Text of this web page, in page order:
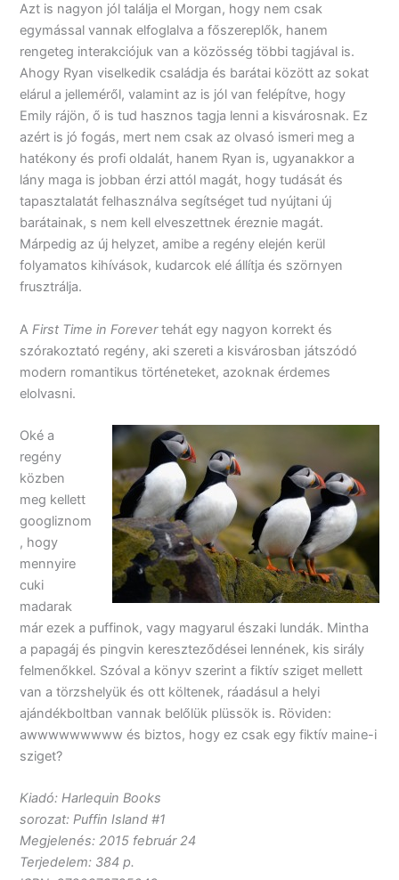
Azt is nagyon jól találja el Morgan, hogy nem csak
egymással vannak elfoglalva a főszereplők, hanem
rengeteg interakciójuk van a közösség többi tagjával is.
Ahogy Ryan viselkedik családja és barátai között az sokat
elárul a jelleméről, valamint az is jól van felépítve, hogy
Emily rájön, ő is tud hasznos tagja lenni a kisvárosnak. Ez
azért is jó fogás, mert nem csak az olvasó ismeri meg a
hatékony és profi oldalát, hanem Ryan is, ugyanakkor a
lány maga is jobban érzi attól magát, hogy tudását és
tapasztalatát felhasználva segítséget tud nyújtani új
barátainak, s nem kell elveszettnek éreznie magát.
Márpedig az új helyzet, amibe a regény elején kerül
folyamatos kihívások, kudarcok elé állítja és szörnyen
frusztrálja.
A First Time in Forevertehát egy nagyon korrekt és
szórakoztató regény, aki szereti a kisvárosban játszódó
modern romantikus történeteket, azoknak érdemes
elolvasni.
Oké a
regény
közben
meg kellett
googliznom
, hogy
mennyire
cuki
madarak
már ezek a puffinok, vagy magyarul északi lundák. Mintha
a papagáj és pingvin kereszteződései lennének, kis sirály
felmenőkkel. Szóval a könyv szerint a fiktív sziget mellett
van a törzshelyük és ott költenek, ráadásul a helyi
ajándékboltban vannak belőlük plüssök is. Röviden:
awwwwwwwww és biztos, hogy ez csak egy fiktív maine-i
sziget?
Kiadó: Harlequin Books
sorozat: Puffin Island #1
Megjelenés: 2015 február 24
Terjedelem: 384 p.